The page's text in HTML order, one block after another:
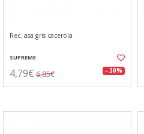
Rec. asa gris cacerola
SUPREME
4,79€ 6,85€ - 30%